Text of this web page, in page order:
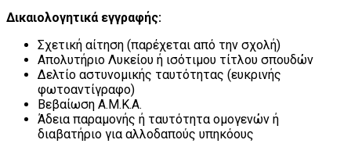
Δικαιολογητικά εγγραφής:
Σχετική αίτηση (παρέχεται από την σχολή)
Απολυτήριο Λυκείου ή ισότιμου τίτλου σπουδών
Δελτίο αστυνομικής ταυτότητας (ευκρινής
φωτοαντίγραφο)
Βεβαίωση Α.Μ.Κ.Α.
Άδεια παραμονής ή ταυτότητα ομογενών ή
διαβατήριο για αλλοδαπούς υπηκόους